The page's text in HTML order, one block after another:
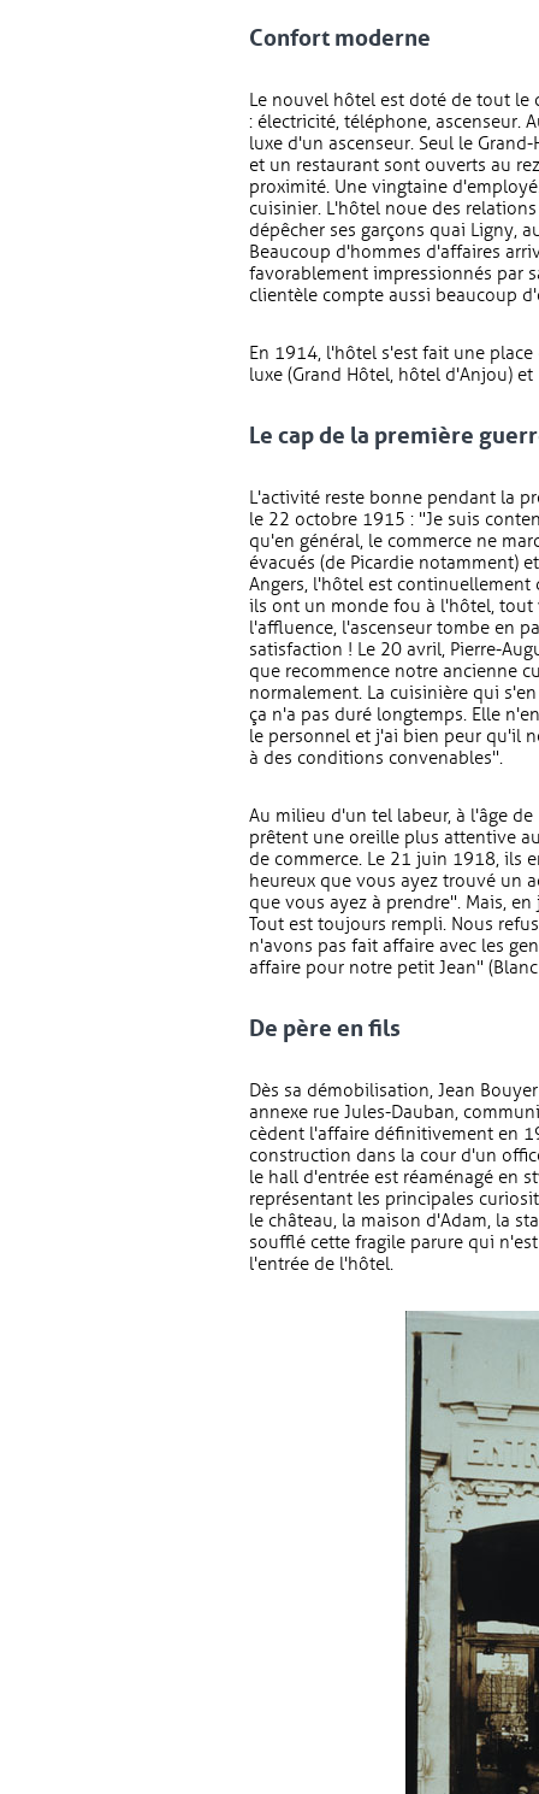
Confort moderne
Le nouvel hôtel est doté de tout le
: électricité, téléphone, ascenseur.
luxe d'un ascenseur. Seul le
et un restaurant sont ouverts au
proximité. Une vingtaine
cuisinier. L'hôtel noue des
dépêcher ses garçons quai Ligny,
Beaucoup d'hommes d'affaires
favorablement impressionnés par
clientèle compte aussi beaucoup
En 1914, l'hôtel s'est fait une
luxe (Grand Hôtel, hôtel d'Anjou)
Le cap de la première
L'activité reste bonne pendant la
le 22 octobre 1915 : "Je suis
qu'en général, le commerce ne
évacués (de Picardie notamment)
Angers, l'hôtel est continuellement
ils ont un monde fou à l'hôtel, tout
l'affluence, l'ascenseur tombe en
satisfaction ! Le 20 avril, Pierre-
que recommence notre ancienne
normalement. La cuisinière qui
ça n'a pas duré longtemps. Elle
le personnel et j'ai bien peur qu'il
à des conditions convenables".
Au milieu d'un tel labeur, à l'âge
prêtent une oreille plus attentive
de commerce. Le 21 juin 1918, ils
heureux que vous ayez trouvé un
que vous ayez à prendre". Mais,
Tout est toujours rempli. Nous
n'avons pas fait affaire avec les
affaire pour notre petit Jean"
De père en fils
Dès sa démobilisation, Jean
annexe rue Jules-Dauban,
cèdent l'affaire définitivement en
construction dans la cour d'un
le hall d'entrée est réaménagé en
représentant les principales
le château, la maison d'Adam, la
soufflé cette fragile parure qui
l'entrée de l'hôtel.